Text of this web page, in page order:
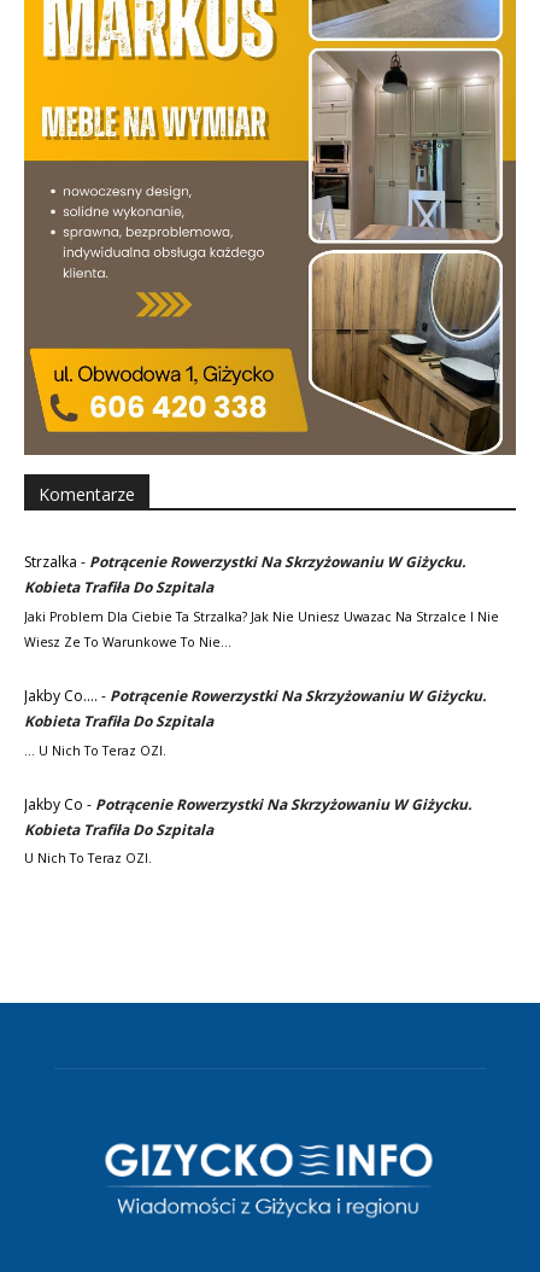
Komentarze
Strzalka - Potrącenie Rowerzystki Na Skrzyżowaniu W Giżycku.
Kobieta Trafiła Do Szpitala
Jaki Problem Dla Ciebie Ta Strzalka? Jak Nie Uniesz Uwazac Na Strzalce I Nie
Wiesz Ze To Warunkowe To Nie…
Jakby Co.... - Potrącenie Rowerzystki Na Skrzyżowaniu W Giżycku.
Kobieta Trafiła Do Szpitala
... U Nich To Teraz OZI.
Jakby Co - Potrącenie Rowerzystki Na Skrzyżowaniu W Giżycku.
Kobieta Trafiła Do Szpitala
U Nich To Teraz OZI.